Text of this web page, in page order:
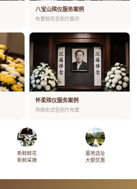
八宝山殡仪服务案例
布置鲜花告别厅展示
怀柔殡仪服务案例
传统形式告别厅布置
新鲜鲜花
新鲜采摘
墓地选址
大额优惠